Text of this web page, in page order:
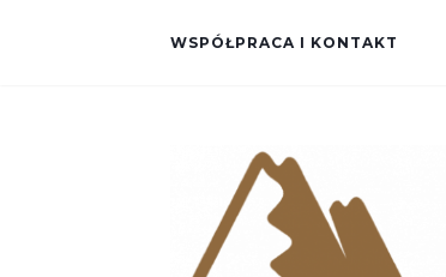
WSPÓŁPRACA I KONTAKT